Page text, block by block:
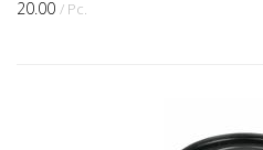
20.00 / Pc.